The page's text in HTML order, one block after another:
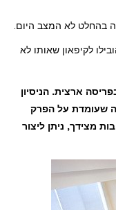
בהחלט לא המצב היום.
לקיפאון שאותו לא
ארצית. הניסיון
שעומדת על הפרק
מצידך, ניתן ליצור